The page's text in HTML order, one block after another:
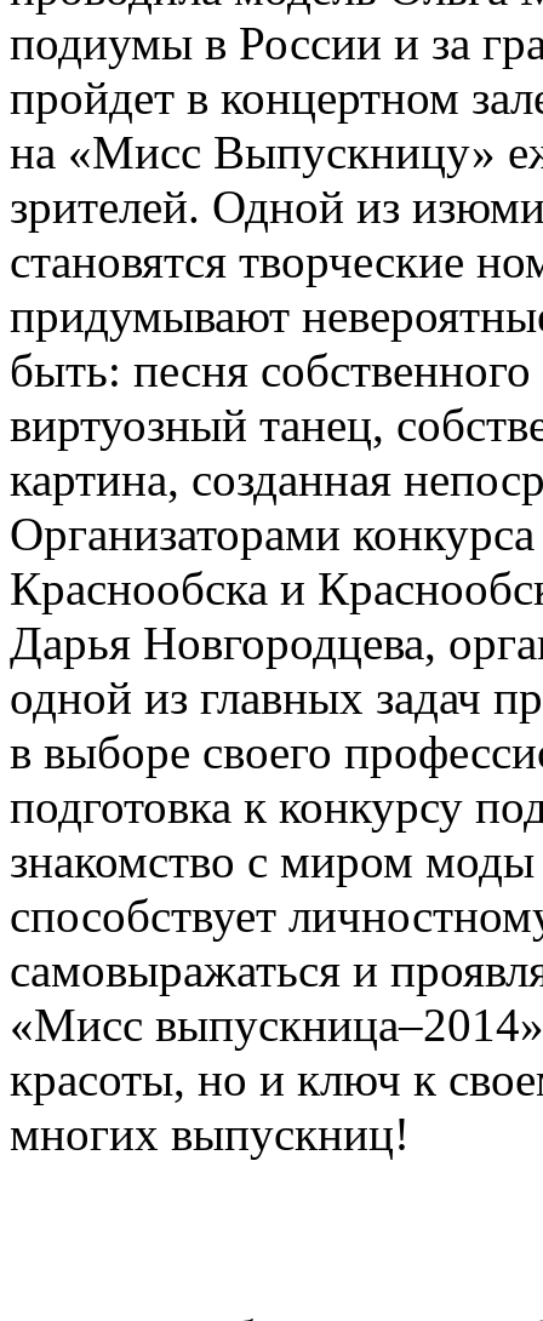
подиумы в России и за
пройдет в концертном
на «Мисс Выпускницу»
зрителей. Одной из
становятся творческие
придумывают
быть: песня
виртуозный танец,
картина, созданная
Организаторами
Краснообска и
Дарья Новгородцева,
одной из главных задач
в выборе своего
подготовка к конкурсу
знакомство с миром
способствует
самовыражаться и
«Мисс
красоты, но и ключ к
многих выпускниц!